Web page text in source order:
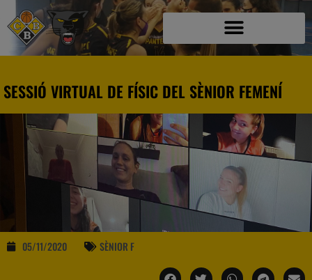
SESSIÓ VIRTUAL DE FÍSIC DEL SÈNIOR FEMENÍ
05/11/2020 SÈNIOR F